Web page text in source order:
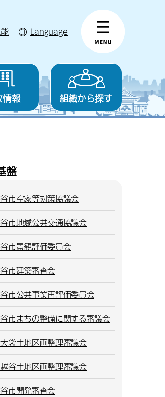
Language
情報 組織から探す
盤
市空家等対策協議会
市地域公共交通協議会
市景観評価委員会
市建築審査会
市公共事業再評価委員会
市まちの整備に関する審議会
袋土地区画整理審議会
谷土地区画整理審議会
市開発審査会